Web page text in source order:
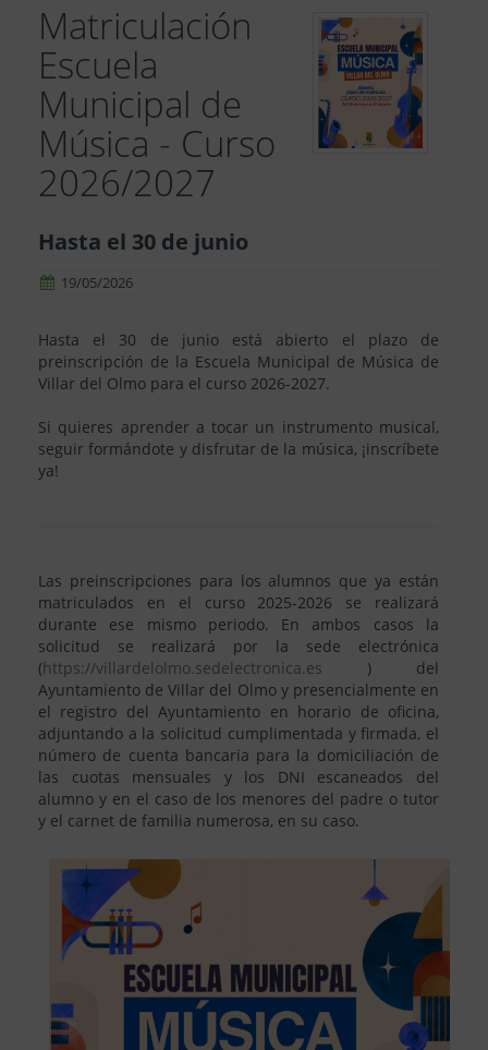
Matriculación
Escuela
Municipal de
Música - Curso
2026/2027
Hasta el 30 de junio
19/05/2026
Hasta el 30 de junio está abierto el plazo de
preinscripción de la Escuela Municipal de Música de
Villar del Olmo para el curso 2026-2027.
Si quieres aprender a tocar un instrumento musical,
seguir formándote y disfrutar de la música, ¡inscríbete
ya!
Las preinscripciones para los alumnos que ya están
matriculados en el curso 2025-2026 se realizará
durante ese mismo periodo. En ambos casos la
solicitud se realizará por la sede electrónica
(https://villardelolmo.sedelectronica.es ) del
Ayuntamiento de Villar del Olmo y presencialmente en
el registro del Ayuntamiento en horario de oficina,
adjuntando a la solicitud cumplimentada y firmada, el
número de cuenta bancaria para la domiciliación de
las cuotas mensuales y los DNI escaneados del
alumno y en el caso de los menores del padre o tutor
y el carnet de familia numerosa, en su caso.